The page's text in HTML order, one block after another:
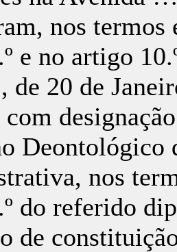
nos
e no artigo
de 20 de
Deontológico
nos
do referido
de